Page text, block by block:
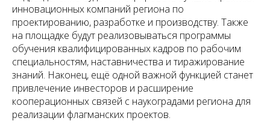
инновационных компаний региона по
проектированию, разработке и производству. Также
на площадке будут реализовываться программы
обучения квалифицированных кадров по рабочим
специальностям, наставничества и тиражирование
знаний. Наконец, ещё одной важной функцией станет
привлечение инвесторов и расширение
кооперационных связей с наукоградами региона для
реализации флагманских проектов.